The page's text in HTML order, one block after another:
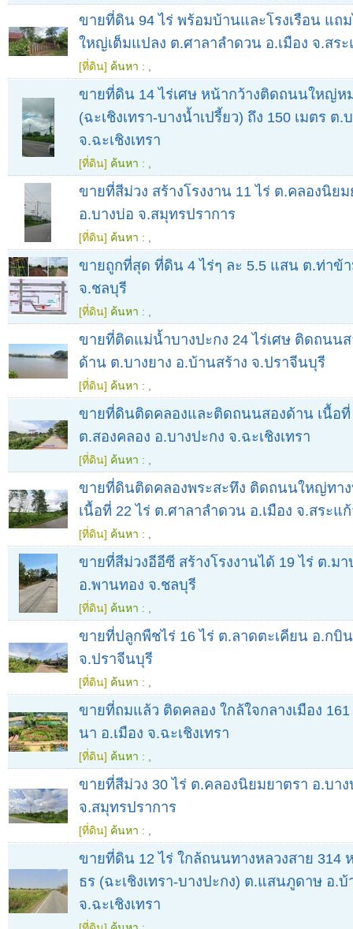
ขายที่ดิน 94 ไร่ พร้อมบ้านและโรงเรือน แถ
ใหญ่เต็มแปลง ต.ศาลาลำดวน อ.เมือง จ.สระ
[ที่ดิน] ค้นหา :
ขายที่ดิน 14 ไร่เศษ หน้ากว้างติดถนนใหญ่ห
(ฉะเชิงเทรา-บางน้ำเปรี้ยว) ถึง 150 เมตร ต
จ.ฉะเชิงเทรา
[ที่ดิน] ค้นหา :
ขายที่สีม่วง สร้างโรงงาน 11 ไร่ ต.คลองนิย
อ.บางบ่อ จ.สมุทรปราการ
[ที่ดิน] ค้นหา :
ขายถูกที่สุด ที่ดิน 4 ไร่ๆ ละ 5.5 แสน ต.ท่าข้
จ.ชลบุรี
[ที่ดิน] ค้นหา :
ขายที่ติดแม่น้ำบางปะกง 24 ไร่เศษ ติดถนน
ด้าน ต.บางยาง อ.บ้านสร้าง จ.ปราจีนบุรี
[ที่ดิน] ค้นหา :
ขายที่ดินติดคลองและติดถนนสองด้าน เนื้อที่
ต.สองคลอง อ.บางปะกง จ.ฉะเชิงเทรา
[ที่ดิน] ค้นหา :
ขายที่ดินติดคลองพระสะทึง ติดถนนใหญ่ทาง
เนื้อที่ 22 ไร่ ต.ศาลาลำดวน อ.เมือง จ.สระแ
[ที่ดิน] ค้นหา :
ขายที่สีม่วงอีอีซี สร้างโรงงานได้ 19 ไร่ ต.มา
อ.พานทอง จ.ชลบุรี
[ที่ดิน] ค้นหา :
ขายที่ปลูกพืชไร่ 16 ไร่ ต.ลาดตะเคียน อ.กบิ
จ.ปราจีนบุรี
[ที่ดิน] ค้นหา :
ขายที่ถมแล้ว ติดคลอง ใกล้ใจกลางเมือง
นา อ.เมือง จ.ฉะเชิงเทรา
[ที่ดิน] ค้นหา :
ขายที่สีม่วง 30 ไร่ ต.คลองนิยมยาตรา อ.บา
จ.สมุทรปราการ
[ที่ดิน] ค้นหา :
ขายที่ดิน 12 ไร่ ใกล้ถนนทางหลวงสาย 314
ธร (ฉะเชิงเทรา-บางปะกง) ต.แสนภูดาษ อ.
จ.ฉะเชิงเทรา